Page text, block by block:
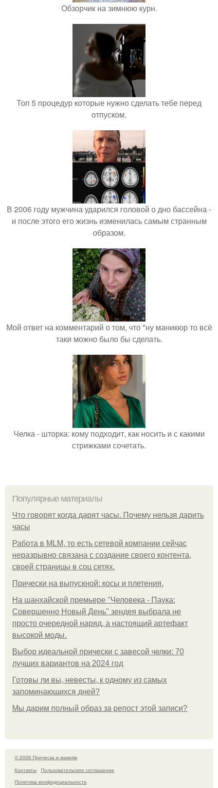
Обзорчик на зимнюю курн.
Топ 5 процедур которые нужно сделать тебе перед
отпуском.
В 2006 году мужчина ударился головой о дно бассейна -
и после этого его жизнь изменилась самым странным
образом.
Мой ответ на комментарий о том, что "ну маникюр то всё
таки можно было бы сделать.
Челка - шторка: кому подходит, как носить и с какими
стрижками сочетать.
Популярные материалы
Что говорят когда дарят часы. Почему нельзя дарить
часы
Работа в MLM, то есть сетевой компании сейчас
неразрывно связана с создание своего контента,
своей страницы в соц сетях.
Прически на выпускной: косы и плетения.
На шанхайской премьере "Человека - Паука:
Совершенно Новый День" зендея выбрала не
просто очередной наряд, а настоящий артефакт
высокой моды.
Выбор идеальной прически с завесой челки: 70
лучших вариантов на 2024 год
Готовы ли вы, невесты, к одному из самых
запоминающихся дней?
Мы дарим полный образ за репост этой записи?
© 2026 Прическа и макияж
Контакты
Пользовательское соглашение
Политика конфидециальности